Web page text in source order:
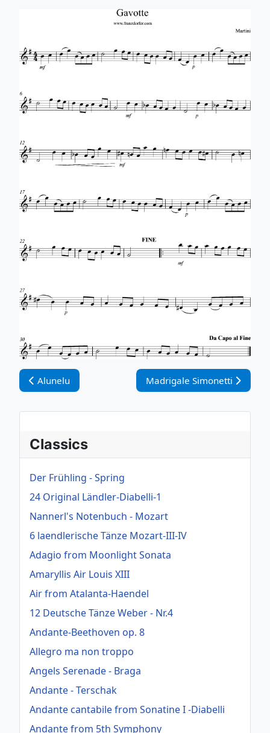
Vorheriger Beitrag: Alunelu
Alunelu Nächster Beitrag: Madrigale
Madrigale Simonetti
Classics
Der Frühling - Spring
24 Original Ländler-Diabelli-1
Nannerl's Notenbuch - Mozart
6 laendlerische Tänze Mozart-III-IV
Adagio from Moonlight Sonata
Amaryllis Air Louis XIII
Air from Atalanta-Haendel
12 Deutsche Tänze Weber - Nr.4
Andante-Beethoven op. 8
Allegro ma non troppo
Angels Serenade - Braga
Andante - Terschak
Andante cantabile from Sonatine I -Diabelli
Andante from 5th Symphony